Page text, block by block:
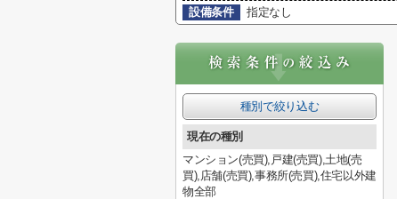
設備条件
指定なし
種別で絞り込む
現在の種別
マンション(売買),戸建(売買),土地(売
買),店舗(売買),事務所(売買),住宅以外建
物全部